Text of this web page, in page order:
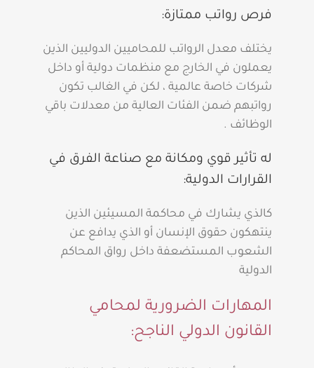
فرص رواتب ممتازة:
يختلف معدل الرواتب للمحاميين الدوليين الذين
يعملون في الخارج مع منظمات دولية أو داخل
شركات خاصة عالمية ، لكن في الغالب تكون
رواتبهم ضمن الفئات العالية من معدلات باقي
الوظائف .
له تأثير قوي ومكانة مع صناعة الفرق في
القرارات الدولية:
كالذي يشارك في محاكمة المسيئين الذين
ينتهكون حقوق الإنسان أو الذي يدافع عن
الشعوب المستضعفة داخل رواق المحاكم
الدولية
المهارات الضرورية لمحامي
القانون الدولي الناجح: